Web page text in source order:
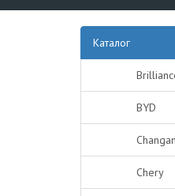
Каталог
BYD
Changan
Chery